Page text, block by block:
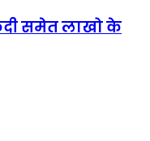
समेत लाखो के